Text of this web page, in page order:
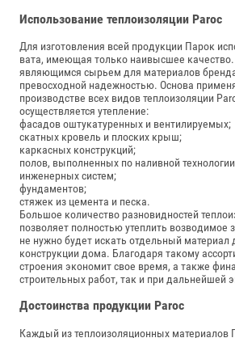
Использование теплоизоляции Paroc
Для изготовления всей продукции Парок
вата, имеющая только наивысшее качество.
являющимся сырьем для материалов
превосходной надежностью. Основа
производстве всех видов теплоизоляции
осуществляется утепление:
фасадов оштукатуренных и вентилируемых;
скатных кровель и плоских крыш;
каркасных конструкций;
полов, выполненных по наливной
инженерных систем;
фундаментов;
стяжек из цемента и песка.
Большое количество разновидностей
позволяет полностью утеплить возводимое
не нужно будет искать отдельный материал
конструкции дома. Благодаря такому
строения экономит свое время, а также
строительных работ, так и при дальнейшей
Достоинства продукции Paroc
Каждый из теплоизоляционных материалов